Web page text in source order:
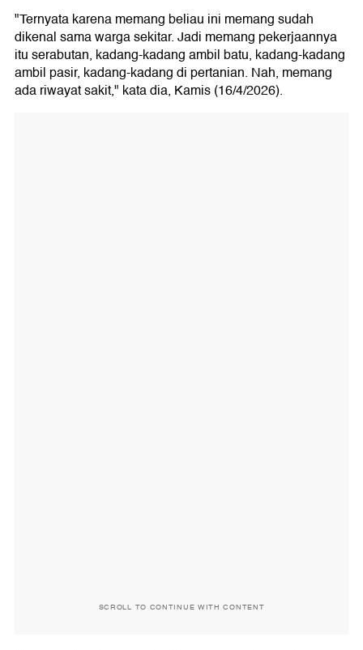
"Ternyata karena memang beliau ini memang sudah
dikenal sama warga sekitar. Jadi memang pekerjaannya
itu serabutan, kadang-kadang ambil batu, kadang-kadang
ambil pasir, kadang-kadang di pertanian. Nah, memang
ada riwayat sakit," kata dia, Kamis (16/4/2026).
SCROLL TO CONTINUE WITH CONTENT